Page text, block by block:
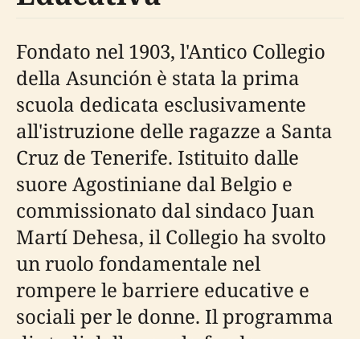
Fondato nel 1903, l'Antico Collegio
della Asunción è stata la prima
scuola dedicata esclusivamente
all'istruzione delle ragazze a Santa
Cruz de Tenerife. Istituito dalle
suore Agostiniane dal Belgio e
commissionato dal sindaco Juan
Martí Dehesa, il Collegio ha svolto
un ruolo fondamentale nel
rompere le barriere educative e
sociali per le donne. Il programma